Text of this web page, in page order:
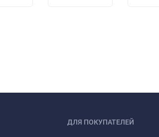
ДЛЯ ПОКУПАТЕЛЕЙ